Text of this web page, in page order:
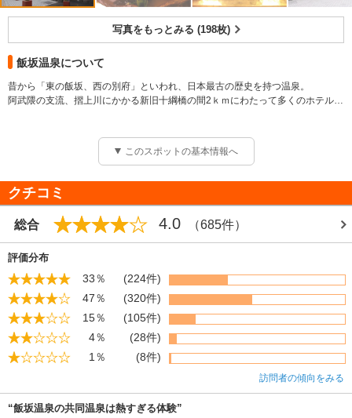
写真をもっとみる (198枚)
飯坂温泉について
昔から「東の飯坂、西の別府」といわれ、日本最古の歴史を持つ温泉。
阿武隈の支流、摺上川にかかる新旧十綱橋の間2ｋｍにわたって多くのホテル・
行脚中に滞在した芭蕉の碑があり、また、舘ノ山には義経ゆかりの佐藤一族が
居を構え、福島県一帯を統治していた大鳥城跡もある。
発祥の鯖湖湯をはじめ9カ所の共同浴場が町中に点在し、町民生活に欠かせぬ存
在。
・鯖湖湯 日本武尊が入ったといわれるのがこの湯。飯坂で最も古く、昔は
「佐波子」の字があてられていたという。建物は唐様の屋根に湯気抜きの小屋
をのせ、くすんだ木の色がかえってレトロっぽく落ちついている。浴室はタイ
ル張りの洗い場、中央コンクリートの湯船という配置。湯は沈めた足先がはっ
・波来湯 新十綱橋寄りの摺上川畔。かつて、信達平野が湖だったころも、そ
のほとりにあったという。浴舎は木造平屋建のつくり。浴室もあまり広くない
が町の人々に親しまれている。
・切湯 波来湯の対岸に位置し、階段を下りた地下に設けられている。名前の
通り切傷に効果が高く、噂を聞いて遠くからやってくる浴客も多い。
・仙気の湯 こちらは眼病にいいといわれる湯。愛宕山公園を控えているの
・天王寺穴原湯 温泉街から摺上川を2ｋｍほどさかのぼった穴原にある共同浴
場。建物は白壁に三角屋根のさわやかな外装。切傷、火傷、できものなどによ
このスポットの基本情報へ
クチコミ
総合 4.0 （685件）
評価分布
33％
(224件)
47％
(320件)
15％
(105件)
4％
(28件)
1％
(8件)
訪問者の傾向をみる
“飯坂温泉の共同温泉は熱すぎる体験”